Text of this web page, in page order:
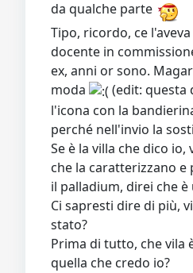
da qualche parte
Tipo, ricordo, ce
docente in
ex, anni or sono.
moda
(edit: questa
l'icona con la
perché nell'invio la
Se è la villa che dico
che la caratterizzano
il palladium, direi che
Ci sapresti dire di più,
stato?
Prima di tutto, che vila
quella che credo io?